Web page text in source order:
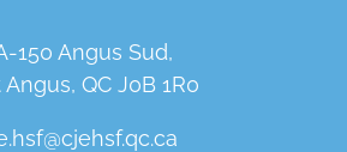
150 Angus Sud,
Angus, QC J0B 1R0